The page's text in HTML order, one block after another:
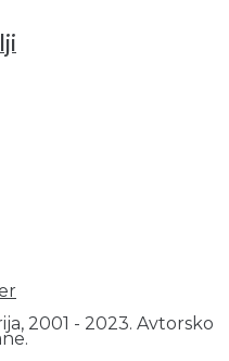
2001 - 2023. Avtorsko